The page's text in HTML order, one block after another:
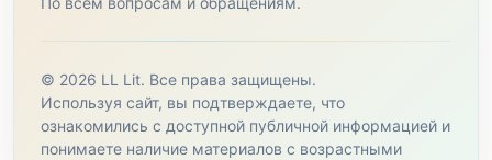
© 2026 LL Lit. Все права защищены.
Используя сайт, вы подтверждаете, что
ознакомились с доступной публичной информацией и
понимаете наличие материалов с возрастными